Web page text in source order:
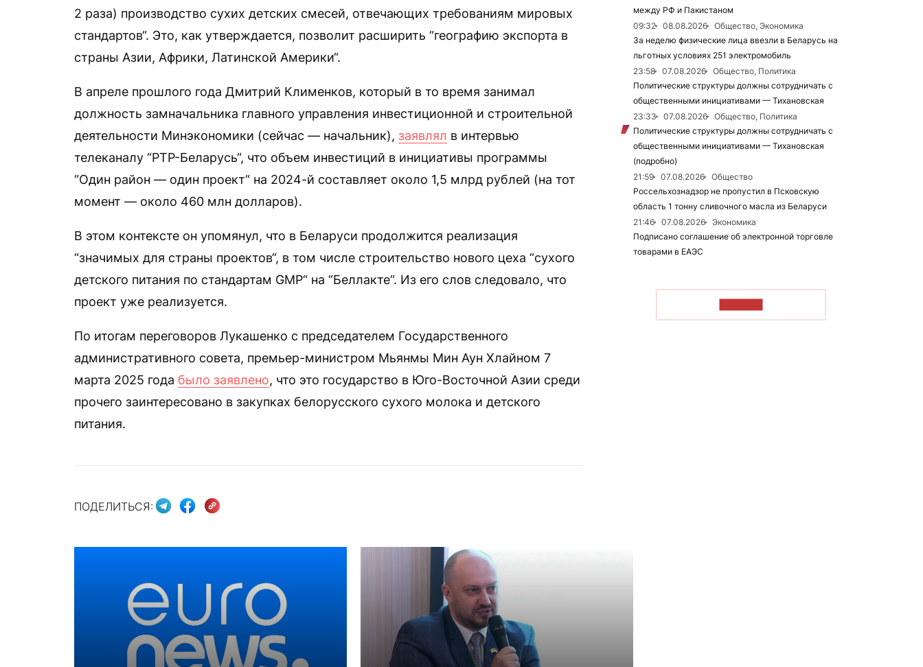
2 раза) производство сухих детских смесей, отвечающих требованиям мировых
стандартов“. Это, как утверждается, позволит расширить “географию экспорта в
страны Азии, Африки, Латинской Америки“.
В апреле прошлого года Дмитрий Клименков, который в то время занимал
должность замначальника главного управления инвестиционной и строительной
деятельности Минэкономики (сейчас — начальник), заявлял в интервью
телеканалу “РТР-Беларусь“, что объем инвестиций в инициативы программы
“Один район — один проект“ на 2024-й составляет около 1,5 млрд рублей (на тот
момент — около 460 млн долларов).
В этом контексте он упомянул, что в Беларуси продолжится реализация
“значимых для страны проектов“, в том числе строительство нового цеха “сухого
детского питания по стандартам GMP“ на “Беллакте“. Из его слов следовало, что
проект уже реализуется.
По итогам переговоров Лукашенко с председателем Государственного
административного совета, премьер-министром Мьянмы Мин Аун Хлайном 7
марта 2025 года было заявлено, что это государство в Юго-Восточной Азии среди
прочего заинтересовано в закупках белорусского сухого молока и детского
питания.
ПОДЕЛИТЬСЯ:
между РФ и Пакистаном
09:32
08.08.2026
Общество, Экономика
За неделю физические лица ввезли в Беларусь на
льготных условиях 251 электромобиль
23:58
07.08.2026
Общество, Политика
Политические структуры должны сотрудничать с
общественными инициативами — Тихановская
23:33
07.08.2026
Общество, Политика
Политические структуры должны сотрудничать с
общественными инициативами — Тихановская
(подробно)
21:59
07.08.2026
Общество
Россельхознадзор не пропустил в Псковскую
область 1 тонну сливочного масла из Беларуси
21:46
07.08.2026
Экономика
Подписано соглашение об электронной торговле
товарами в ЕАЭС